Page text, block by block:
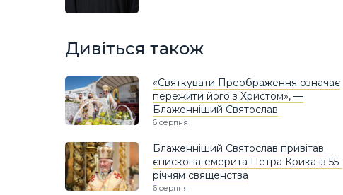
Дивіться також
«Святкувати Преображення означає
пережити його з Христом», —
Блаженніший Святослав
6 серпня
Блаженніший Святослав привітав
єпископа-емерита Петра Крика із 55-
річчям священства
6 серпня